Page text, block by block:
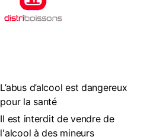
L’abus d’alcool est dangereux
pour la santé
Il est interdit de vendre de
l'alcool à des mineurs